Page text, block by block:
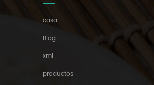
casa
Blog
xml
productos